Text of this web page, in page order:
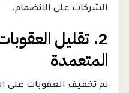
الشركات على الانضمام.
2. تقليل
المتعمدة
تم تخفيف العقوبات على